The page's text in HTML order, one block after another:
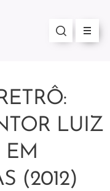
LUIZ
EM
(2012)